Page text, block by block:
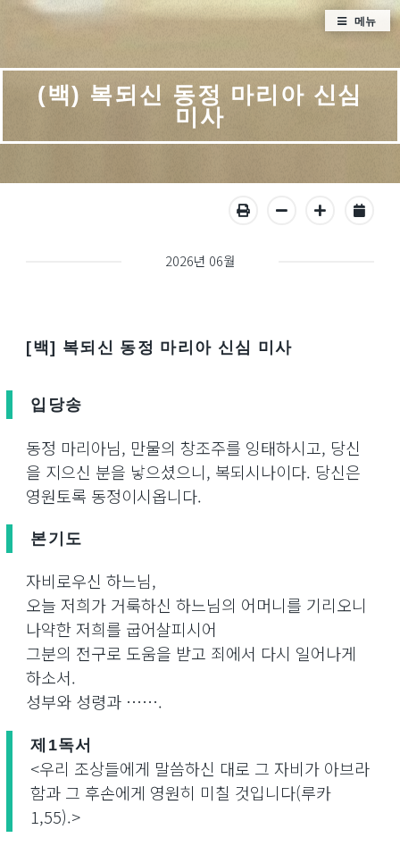
(백) 복되신 동정 마리아 신심
미사
2026년 06월
[백] 복되신 동정 마리아 신심 미사
입당송
동정 마리아님, 만물의 창조주를 잉태하시고, 당신
을 지으신 분을 낳으셨으니, 복되시나이다. 당신은
영원토록 동정이시옵니다.
본기도
자비로우신 하느님,
오늘 저희가 거룩하신 하느님의 어머니를 기리오니
나약한 저희를 굽어살피시어
그분의 전구로 도움을 받고 죄에서 다시 일어나게
하소서.
성부와 성령과 …….
제1독서
<우리 조상들에게 말씀하신 대로 그 자비가 아브라
함과 그 후손에게 영원히 미칠 것입니다(루카
1,55).>
메뉴